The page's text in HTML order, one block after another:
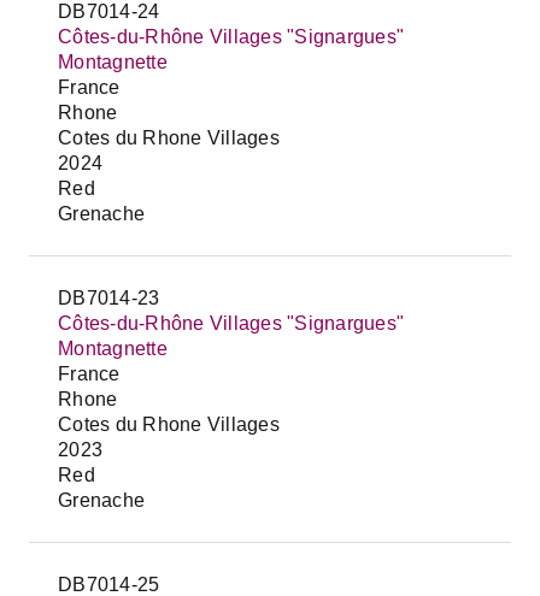
DB7014-24
Côtes-du-Rhône Villages "Signargues"
Montagnette
France
Rhone
Cotes du Rhone Villages
2024
Red
Grenache
DB7014-23
Côtes-du-Rhône Villages "Signargues"
Montagnette
France
Rhone
Cotes du Rhone Villages
2023
Red
Grenache
DB7014-25